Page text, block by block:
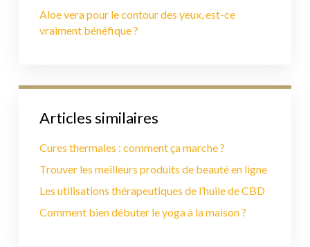
Aloe vera pour le contour des yeux, est-ce
vraiment bénéfique ?
Articles similaires
Cures thermales : comment ça marche ?
Trouver les meilleurs produits de beauté en ligne
Les utilisations thérapeutiques de l’huile de CBD
Comment bien débuter le yoga à la maison ?